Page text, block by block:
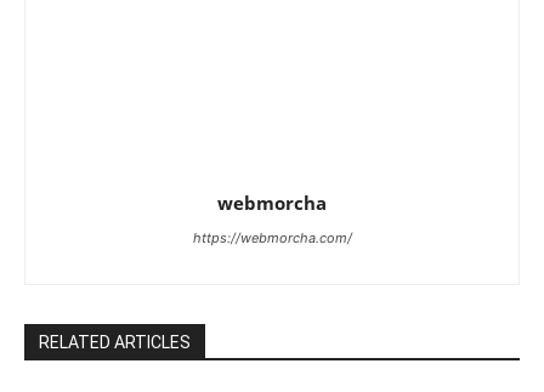
webmorcha
https://webmorcha.com/
RELATED ARTICLES